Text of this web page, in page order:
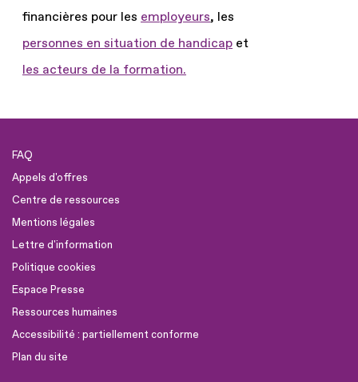
financières pour les employeurs, les
personnes en situation de handicap et
les acteurs de la formation.
FAQ
Appels d'offres
Centre de ressources
Mentions légales
Lettre d'information
Politique cookies
Espace Presse
Ressources humaines
Accessibilité : partiellement conforme
Plan du site